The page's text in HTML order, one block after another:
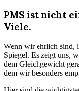
PMS ist nicht
Viele.
Wenn wir ehrlich sind,
Spiegel. Es zeigt uns,
dem Gleichgewicht
dem wir besonders